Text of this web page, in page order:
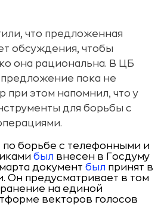
что предложенная
обсуждения, чтобы
она рациональна. В ЦБ
предложение пока не
при этом напомнил, что у
для борьбы с
по борьбе с телефонными и
был внесен в Госдуму
документ был принят в
Он предусматривает в том
на единой
векторов голосов